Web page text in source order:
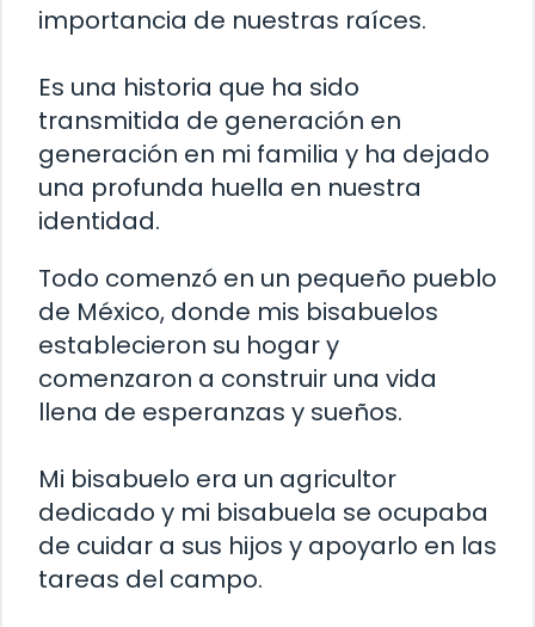
importancia de nuestras raíces.
Es una historia que ha sido
transmitida de generación en
generación en mi familia y ha dejado
una profunda huella en nuestra
identidad.
Todo comenzó en un pequeño pueblo
de México, donde mis bisabuelos
establecieron su hogar y
comenzaron a construir una vida
llena de esperanzas y sueños.
Mi bisabuelo era un agricultor
dedicado y mi bisabuela se ocupaba
de cuidar a sus hijos y apoyarlo en las
tareas del campo.